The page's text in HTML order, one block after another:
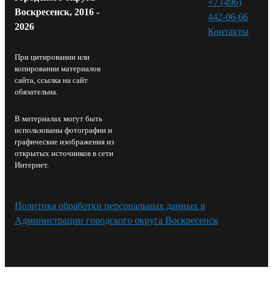
Воскресенск, 2016 -
2026
При цитировании или
копировании материалов
сайта, ссылка на сайт
обязательна.
В материалах могут быть
использованы фотографии и
графические изображения из
открытых источников в сети
Интернет.
442-06-66
Контакты⁠
Политика обработки персональных данных в
Администрации городского округа Воскресенск